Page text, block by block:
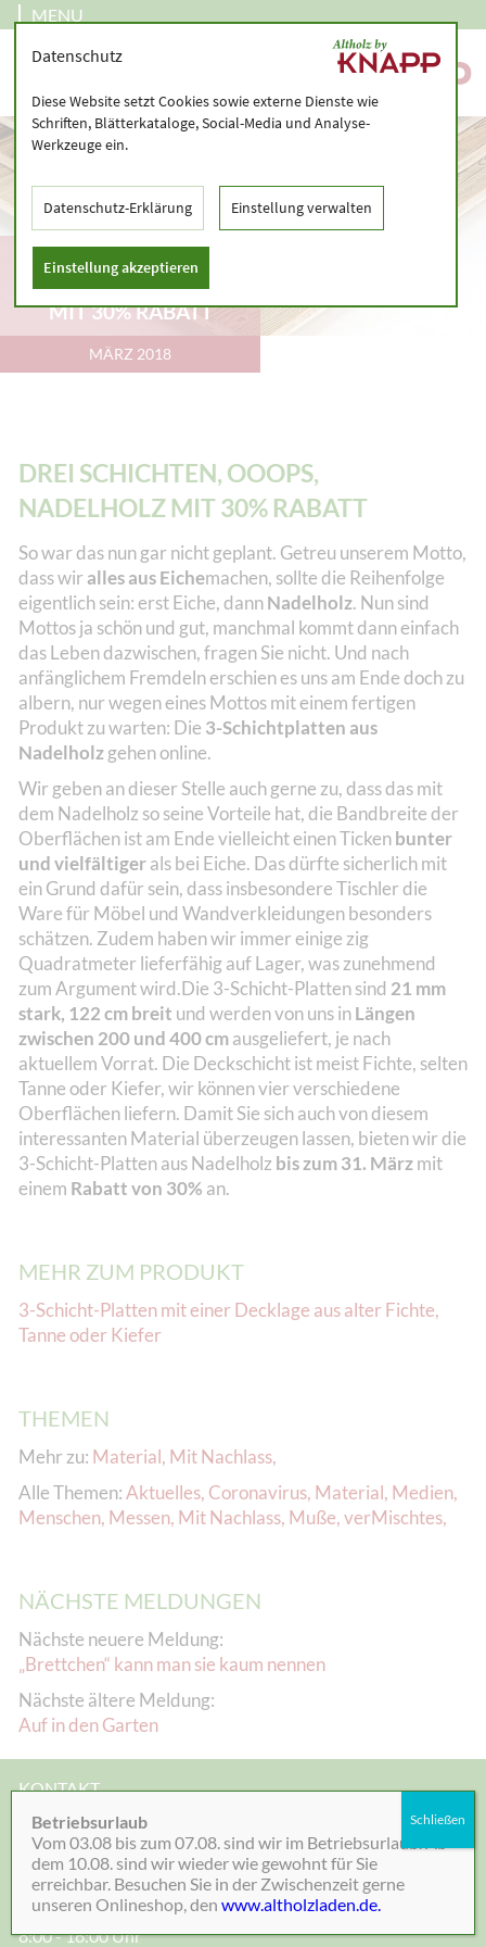
MENU
DREI SCHICHTEN,
OOOPS, NADELHOLZ
MIT 30% RABATT
MÄRZ 2018
DREI SCHICHTEN, OOOPS,
NADELHOLZ MIT 30% RABATT
So war das nun gar nicht geplant. Getreu unserem Motto,
dass wiralles aus Eichemachen, sollte die Reihenfolge
eigentlich sein: erst Eiche, dannNadelholz. Nun sind
Mottos ja schön und gut, manchmal kommt dann einfach
das Leben dazwischen, fragen Sie nicht. Und nach
anfänglichem Fremdeln erschien es uns am Ende doch zu
albern, nur wegen eines Mottos mit einem fertigen
Produkt zu warten: Die 3-Schichtplatten aus
Nadelholzgehen online.
Wir geben an dieser Stelle auch gerne zu, dass das mit
dem Nadelholz so seine Vorteile hat, die Bandbreite der
Oberflächen ist am Ende vielleicht einen Tickenbunter
und vielfältigerals bei Eiche. Das dürfte sicherlich mit
ein Grund dafür sein, dass insbesondere Tischler die
Ware für Möbel und Wandverkleidungen besonders
schätzen. Zudem haben wir immer einige zig
Quadratmeter lieferfähig auf Lager, was zunehmend
zum Argument wird.Die 3-Schicht-Platten sind 21 mm
stark, 122 cm breit und werden von uns inLängen
zwischen 200 und 400 cmausgeliefert, je nach
aktuellem Vorrat. Die Deckschicht ist meist Fichte, selten
Tanne oder Kiefer, wir können vier verschiedene
Oberflächen liefern. Damit Sie sich auch von diesem
interessanten Material überzeugen lassen, bieten wir die
3-Schicht-Platten aus Nadelholz bis zum 31. Märzmit
einem Rabatt von 30% an.
MEHR ZUM PRODUKT
3-Schicht-Platten mit einer Decklage aus alter Fichte,
Tanne oder Kiefer
THEMEN
Mehr zu: Material, Mit Nachlass,
Alle Themen:Aktuelles, Coronavirus, Material, Medien,
Menschen, Messen, Mit Nachlass, Muße,verMischtes,
NÄCHSTE MELDUNGEN
Nächste neuere Meldung:
„Brettchen“ kann man sie kaum nennen
Nächste ältere Meldung:
Auf in den Garten
KONTAKT
05532-1320
post@knapp-online.de
Öffnungszeiten:
Montag bis Freitag:
8:00 - 16:00 Uhr
Betriebsurlaub
Vom 03.08 bis zum 07.08. sind wir im Betriebsurlaub. Ab
dem 10.08. sind wir wieder wie gewohnt für Sie
erreichbar. Besuchen Sie in der Zwischenzeit gerne
unseren Onlineshop, denwww.altholzladen.de.
Schließen
Datenschutz
Diese Website setzt Cookies sowie externe Dienste wie
Schriften, Blätterkataloge, Social-Media und Analyse-
Werkzeuge ein.
Datenschutz-Erklärung Einstellung verwalten
Einstellung akzeptieren